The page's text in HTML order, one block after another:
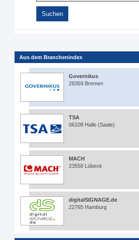
Aus dem Branchenindex
Governikus
28359 Bremen
TSA
06108 Halle (Saale)
MACH
23558 Lübeck
digitalSIGNAGE.de
22765 Hamburg